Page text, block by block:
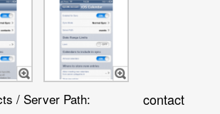
/ Server Path: contact